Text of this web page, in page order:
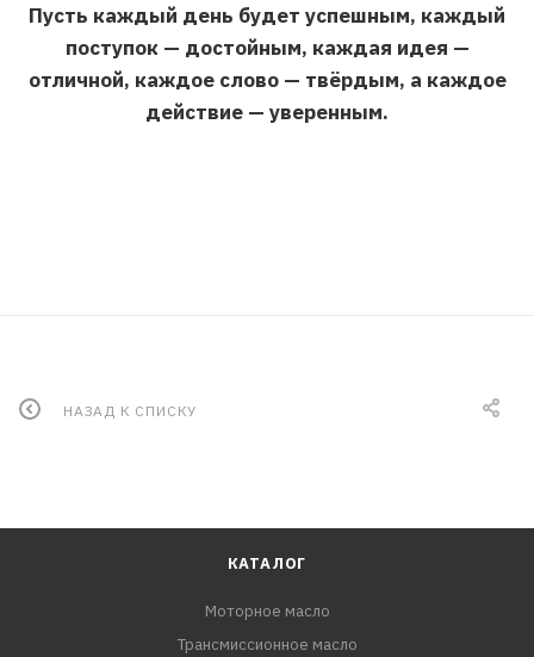
Пусть каждый день будет успешным, каждый
поступок — достойным, каждая идея —
отличной, каждое слово — твёрдым, а каждое
действие — уверенным.
НАЗАД К СПИСКУ
КАТАЛОГ
Моторное масло
Трансмиссионное масло